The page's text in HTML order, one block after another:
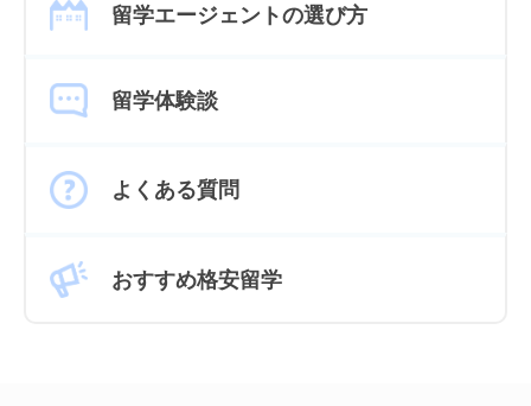
留学エージェントの選び方
留学体験談
よくある質問
おすすめ格安留学